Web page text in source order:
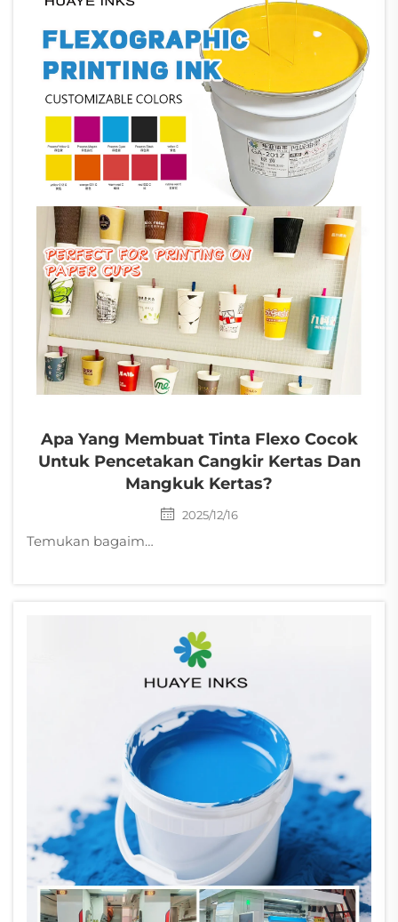
Apa Yang Membuat Tinta Flexo Cocok
Untuk Pencetakan Cangkir Kertas Dan
Mangkuk Kertas?
2025/12/16
Temukan bagaimana tinta flexo berbasis air menjamin keamanan pangan, mengurangi VOC hingga 92%, dan menghasilkan cetakan tajam pada kertas karton berpori. Ketahui alasan mengapa tinta ini lebih unggul dibanding tinta UV dan tinta pelarut.